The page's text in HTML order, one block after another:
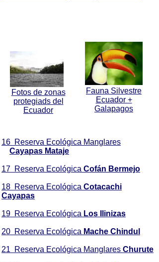
Fauna Silvestre
Ecuador +
Galapagos
Fotos de zonas
protegiads del
Ecuador
16 Reserva Ecológica Manglares
Cayapas Mataje
17 Reserva Ecológica Cofán Bermejo
18 Reserva Ecológica Cotacachi
Cayapas
19 Reserva Ecológica Los Ilinizas
20 Reserva Ecológica Mache Chindul
21 Reserva Ecológica Manglares Churute